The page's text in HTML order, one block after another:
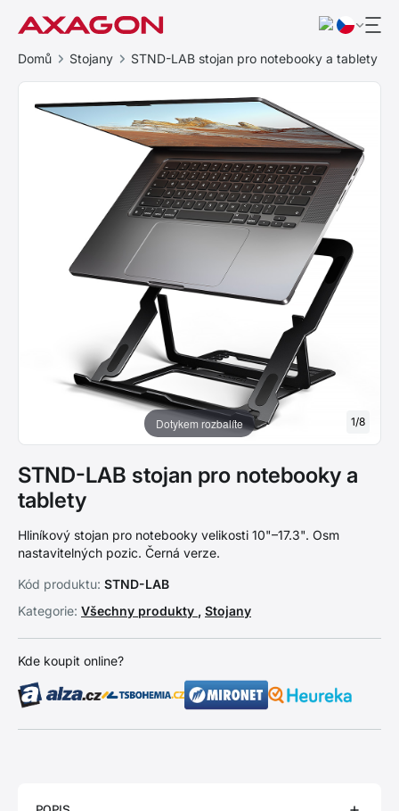
Domů Stojany STND-LAB stojan pro notebooky a tablety
Dotykem rozbalíte 1/8
STND-LAB stojan pro notebooky a
tablety
Hliníkový stojan pro notebooky velikosti 10"–17.3". Osm
nastavitelných pozic. Černá verze.
Kód produktu: STND-LAB
Kategorie: Všechny produkty , Stojany
Kde koupit online?